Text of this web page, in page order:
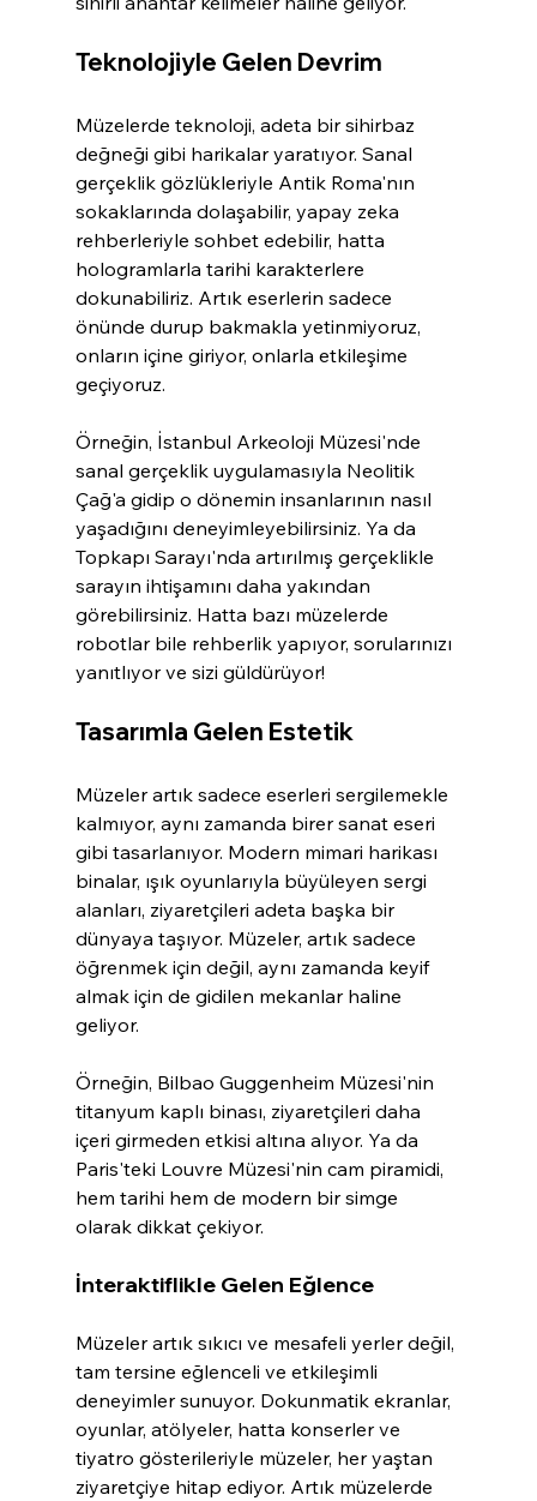
Teknolojiyle Gelen Devrim
Müzelerde teknoloji, adeta bir sihirbaz
değneği gibi harikalar yaratıyor. Sanal
gerçeklik gözlükleriyle Antik Roma'nın
sokaklarında dolaşabilir, yapay zeka
rehberleriyle sohbet edebilir, hatta
hologramlarla tarihi karakterlere
dokunabiliriz. Artık eserlerin sadece
önünde durup bakmakla yetinmiyoruz,
onların içine giriyor, onlarla etkileşime
geçiyoruz.
Örneğin, İstanbul Arkeoloji Müzesi'nde
sanal gerçeklik uygulamasıyla Neolitik
Çağ'a gidip o dönemin insanlarının nasıl
yaşadığını deneyimleyebilirsiniz. Ya da
Topkapı Sarayı'nda artırılmış gerçeklikle
sarayın ihtişamını daha yakından
görebilirsiniz. Hatta bazı müzelerde
robotlar bile rehberlik yapıyor, sorularınızı
yanıtlıyor ve sizi güldürüyor!
Tasarımla Gelen Estetik
Müzeler artık sadece eserleri sergilemekle
kalmıyor, aynı zamanda birer sanat eseri
gibi tasarlanıyor. Modern mimari harikası
binalar, ışık oyunlarıyla büyüleyen sergi
alanları, ziyaretçileri adeta başka bir
dünyaya taşıyor. Müzeler, artık sadece
öğrenmek için değil, aynı zamanda keyif
almak için de gidilen mekanlar haline
geliyor.
Örneğin, Bilbao Guggenheim Müzesi'nin
titanyum kaplı binası, ziyaretçileri daha
içeri girmeden etkisi altına alıyor. Ya da
Paris'teki Louvre Müzesi'nin cam piramidi,
hem tarihi hem de modern bir simge
olarak dikkat çekiyor.
İnteraktiflikle Gelen Eğlence
Müzeler artık sıkıcı ve mesafeli yerler değil,
tam tersine eğlenceli ve etkileşimli
deneyimler sunuyor. Dokunmatik ekranlar,
oyunlar, atölyeler, hatta konserler ve
tiyatro gösterileriyle müzeler, her yaştan
ziyaretçiye hitap ediyor. Artık müzelerde